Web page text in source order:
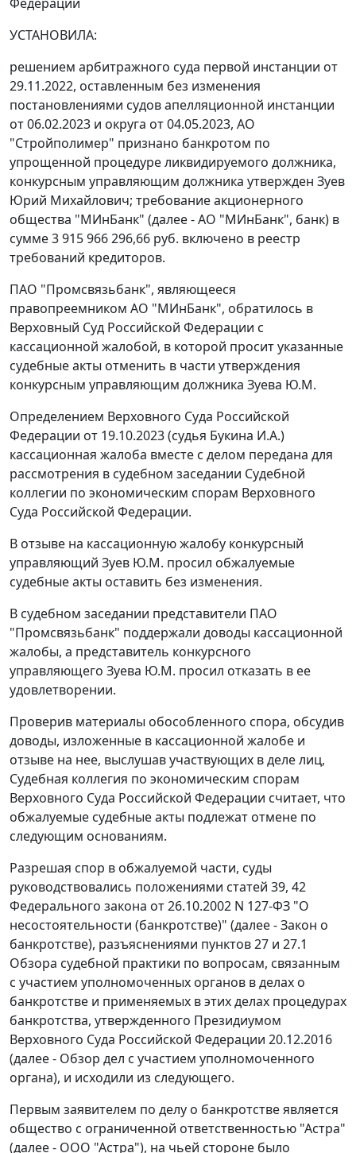
Федерации
УСТАНОВИЛА:
решением арбитражного суда первой инстанции от
29.11.2022, оставленным без изменения
постановлениями судов апелляционной инстанции
от 06.02.2023 и округа от 04.05.2023, АО
"Стройполимер" признано банкротом по
упрощенной процедуре ликвидируемого должника,
конкурсным управляющим должника утвержден Зуев
Юрий Михайлович; требование акционерного
общества "МИнБанк" (далее - АО "МИнБанк", банк) в
сумме 3 915 966 296,66 руб. включено в реестр
требований кредиторов.
ПАО "Промсвязьбанк", являющееся
правопреемником АО "МИнБанк", обратилось в
Верховный Суд Российской Федерации с
кассационной жалобой, в которой просит указанные
судебные акты отменить в части утверждения
конкурсным управляющим должника Зуева Ю.М.
Определением Верховного Суда Российской
Федерации от 19.10.2023 (судья Букина И.А.)
кассационная жалоба вместе с делом передана для
рассмотрения в судебном заседании Судебной
коллегии по экономическим спорам Верховного
Суда Российской Федерации.
В отзыве на кассационную жалобу конкурсный
управляющий Зуев Ю.М. просил обжалуемые
судебные акты оставить без изменения.
В судебном заседании представители ПАО
"Промсвязьбанк" поддержали доводы кассационной
жалобы, а представитель конкурсного
управляющего Зуева Ю.М. просил отказать в ее
удовлетворении.
Проверив материалы обособленного спора, обсудив
доводы, изложенные в кассационной жалобе и
отзыве на нее, выслушав участвующих в деле лиц,
Судебная коллегия по экономическим спорам
Верховного Суда Российской Федерации считает, что
обжалуемые судебные акты подлежат отмене по
следующим основаниям.
Разрешая спор в обжалуемой части, суды
руководствовались положениями статей 39, 42
Федерального закона от 26.10.2002 N 127-ФЗ "О
несостоятельности (банкротстве)" (далее - Закон о
банкротстве), разъяснениями пунктов 27 и 27.1
Обзора судебной практики по вопросам, связанным
с участием уполномоченных органов в делах о
банкротстве и применяемых в этих делах процедурах
банкротства, утвержденного Президиумом
Верховного Суда Российской Федерации 20.12.2016
(далее - Обзор дел с участием уполномоченного
органа), и исходили из следующего.
Первым заявителем по делу о банкротстве является
общество с ограниченной ответственностью "Астра"
(далее - ООО "Астра"), на чьей стороне было